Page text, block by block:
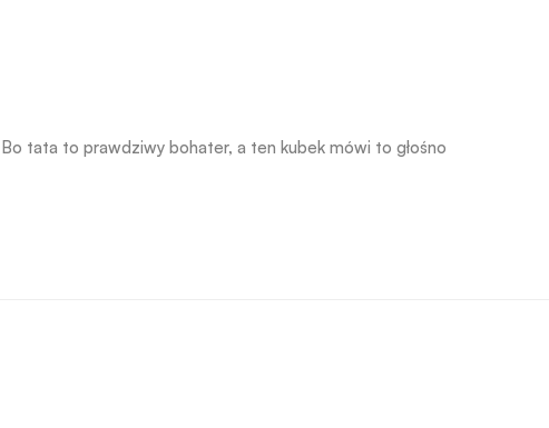
tata to prawdziwy bohater, a ten kubek mówi to głośno